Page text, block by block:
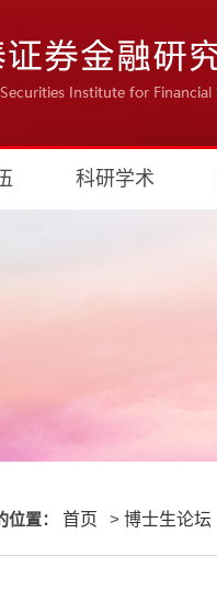
科研学术
置： 首页 > 博士生论坛